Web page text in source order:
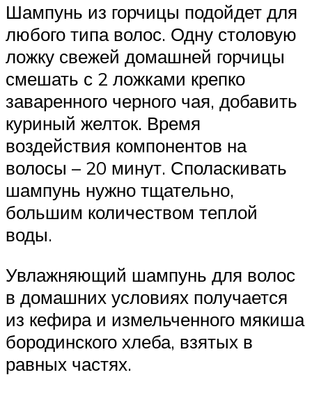
Шампунь из горчицы подойдет для
любого типа волос. Одну столовую
ложку свежей домашней горчицы
смешать с 2 ложками крепко
заваренного черного чая, добавить
куриный желток. Время
воздействия компонентов на
волосы – 20 минут. Споласкивать
шампунь нужно тщательно,
большим количеством теплой
воды.
Увлажняющий шампунь для волос
в домашних условиях получается
из кефира и измельченного мякиша
бородинского хлеба, взятых в
равных частях.